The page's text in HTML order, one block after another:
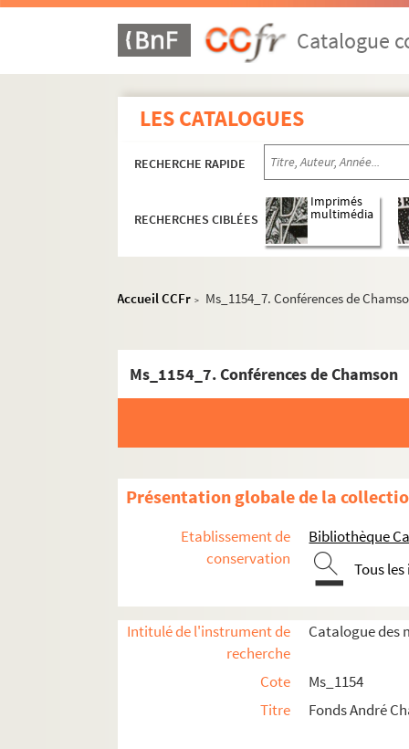
Catalogue
LES CATALOGUES
RECHERCHE RAPIDE
RECHERCHES CIBLÉES
Imprimés
multimédia
Accueil CCFr > Ms_1154_7. Conférences de
Ms_1154_7. Conférences de Chamson
Présentation globale de la
Etablissement de
conservation
Bibliothèque
Tous
Intitulé de l'instrument de
recherche
Catalogue des
Cote
Ms_1154
Titre
Fonds André